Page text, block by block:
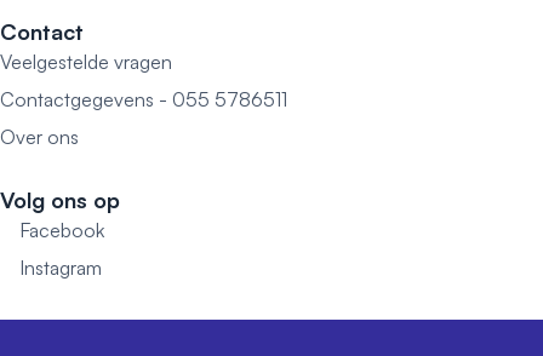
Contact
Veelgestelde vragen
Contactgegevens - 055 5786511
Over ons
Volg ons op
Facebook
Instagram